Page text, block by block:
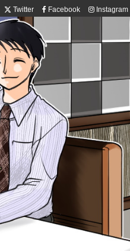
Twitter Facebook Instagram